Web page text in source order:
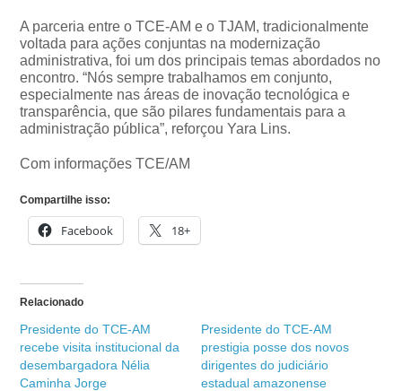
A parceria entre o TCE-AM e o TJAM, tradicionalmente
voltada para ações conjuntas na modernização
administrativa, foi um dos principais temas abordados no
encontro. “Nós sempre trabalhamos em conjunto,
especialmente nas áreas de inovação tecnológica e
transparência, que são pilares fundamentais para a
administração pública”, reforçou Yara Lins.
Com informações TCE/AM
Compartilhe isso:
Facebook 18+
Relacionado
Presidente do TCE-AM
recebe visita institucional da
desembargadora Nélia
Caminha Jorge
Presidente do TCE-AM
prestigia posse dos novos
dirigentes do judiciário
estadual amazonense